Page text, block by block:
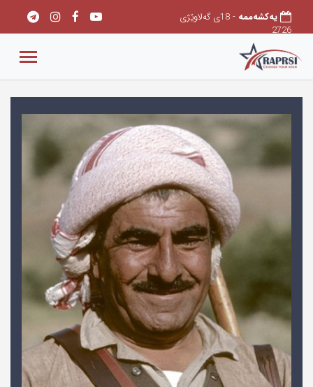
یەکشەممە
- 18ی گەلاوێژی
2726